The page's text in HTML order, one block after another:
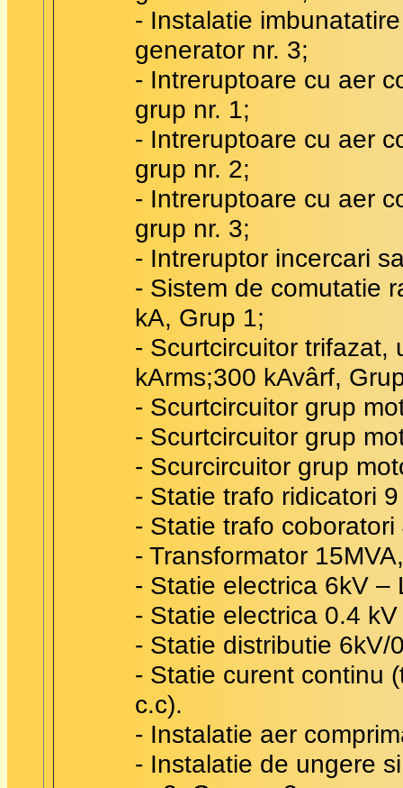
- Instalatie
generator nr. 3;
- Intreruptoare cu aer
grup nr. 1;
- Intreruptoare cu aer
grup nr. 2;
- Intreruptoare cu aer
grup nr. 3;
- Intreruptor incercari
- Sistem de comutatie
kA, Grup 1;
- Scurtcircuitor trifazat,
kArms;300 kAvârf,
- Scurtcircuitor grup
- Scurtcircuitor grup
- Scurcircuitor grup
- Statie trafo ridicatori
- Statie trafo coboratori
- Transformator
- Statie electrica 6kV –
- Statie electrica 0.4
- Statie distributie 6kV/
- Statie curent continu
c.c).
- Instalatie aer
- Instalatie de ungere